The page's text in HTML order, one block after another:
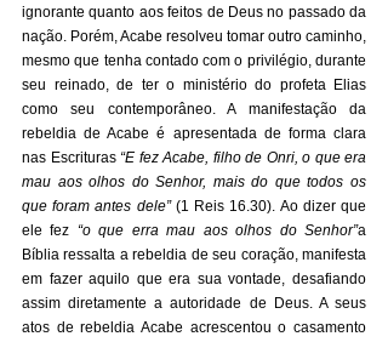
ignorante quanto aos feitos de Deus no passado da
nação. Porém, Acabe resolveu tomar outro caminho,
mesmo que tenha contado com o privilégio, durante
seu reinado, de ter o ministério do profeta Elias
como seu contemporâneo. A manifestação da
rebeldia de Acabe é apresentada de forma clara
nas Escrituras “E fez Acabe, filho de Onri, o que era
mau aos olhos do Senhor, mais do que todos os
que foram antes dele” (1 Reis 16.30). Ao dizer que
ele fez “o que erra mau aos olhos do Senhor”a
Bíblia ressalta a rebeldia de seu coração, manifesta
em fazer aquilo que era sua vontade, desafiando
assim diretamente a autoridade de Deus. A seus
atos de rebeldia Acabe acrescentou o casamento